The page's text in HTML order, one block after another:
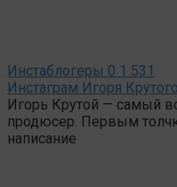
Инстаблогеры 0 1 531
Инстаграм Игоря Крутого
Игорь Крутой — самый
продюсер. Первым
написание